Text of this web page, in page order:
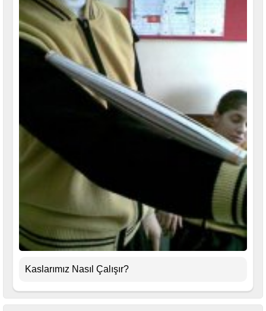
Kaslarımız Nasıl Çalışır?